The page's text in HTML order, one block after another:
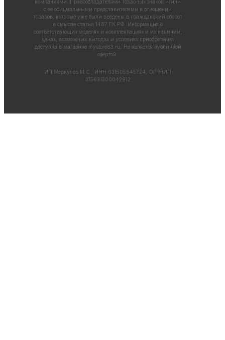
компаниями. Правообладателями товарных знаков и/или
с ее официальными представителями в отношении
товаров, которые уже были введены в гражданский оборот
в смысле статьи 1487 ГК РФ. Информация о
соответствующих моделях и комплектациях и их наличии,
ценах, возможных выгодах и условиях приобретения
доступна в магазине mystore63.ru . Не является публичной
офертой.
ИП Меркулов М.С., ИНН 631505945724, ОГРНИП
315631300042912